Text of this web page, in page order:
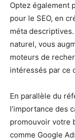
Optez également
pour le SEO, en
méta
naturel, vous
moteurs de
intéressés par ce
En parallèle du
l’importance des
promouvoir votre
comme Google